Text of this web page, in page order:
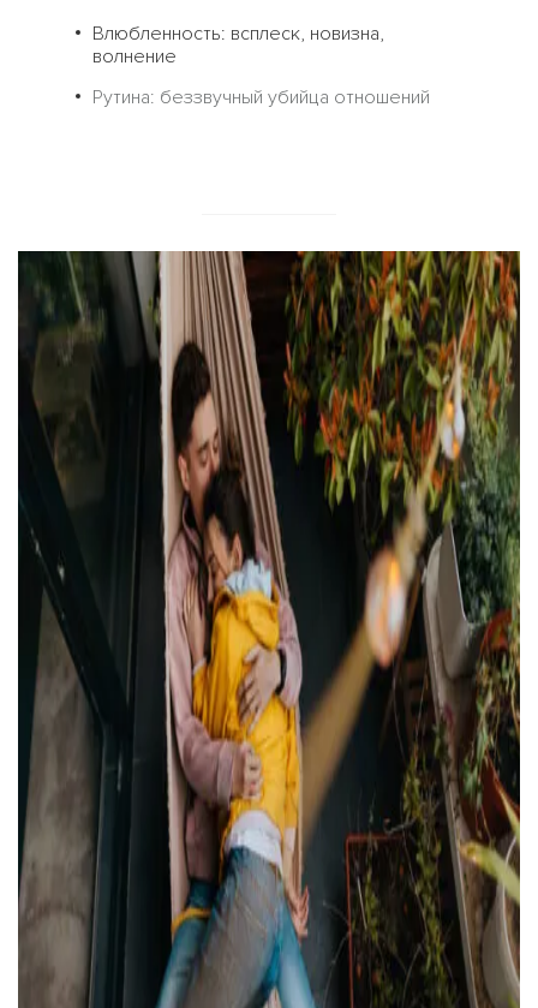
Влюбленность: всплеск, новизна,
волнение
Рутина: беззвучный убийца отношений